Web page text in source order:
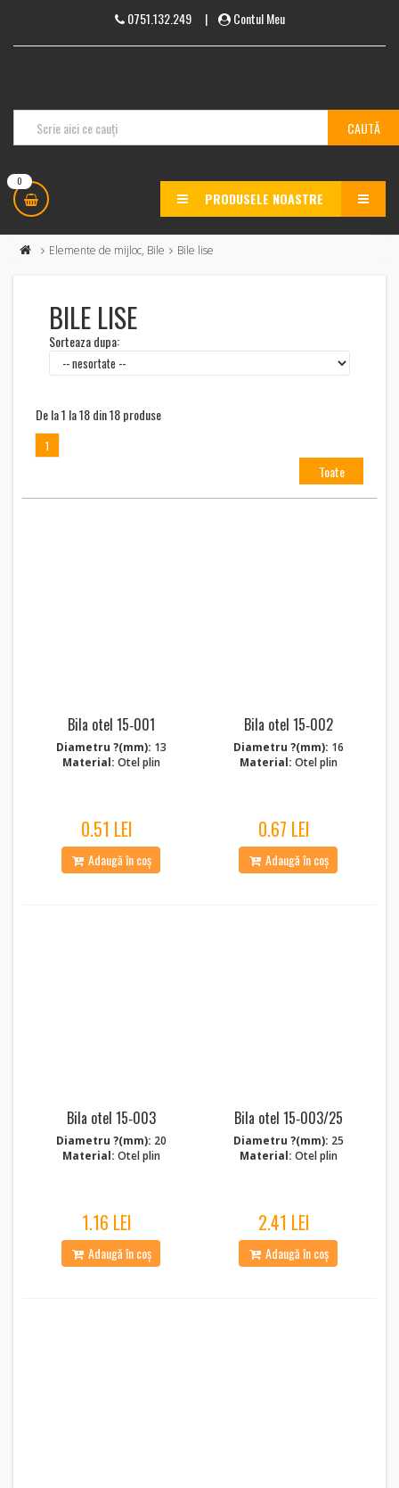
0751.132.249| Contul Meu
0
PRODUSELE NOASTRE MENU
Elemente de mijloc, Bile Bile lise
BILE LISE
Sorteaza dupa:
De la 1 la 18 din 18 produse
1
Toate
Bila otel 15‑001
Diametru ?(mm): 13
Material: Otel plin
0.51 LEI
Adaugă în coș
Bila otel 15‑002
Diametru ?(mm): 16
Material: Otel plin
0.67 LEI
Adaugă în coș
Bila otel 15‑003
Diametru ?(mm): 20
Material: Otel plin
1.16 LEI
Adaugă în coș
Bila otel 15‑003/25
Diametru ?(mm): 25
Material: Otel plin
2.41 LEI
Adaugă în coș